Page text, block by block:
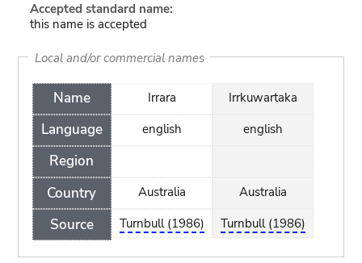
Accepted standard name:
this name is accepted
Local and/or commercial names
Name
Language
Region
Country
Source
Irrara
english
Australia
Turnbull (1986)
Irrkuwartaka
english
Australia
Turnbull (1986)